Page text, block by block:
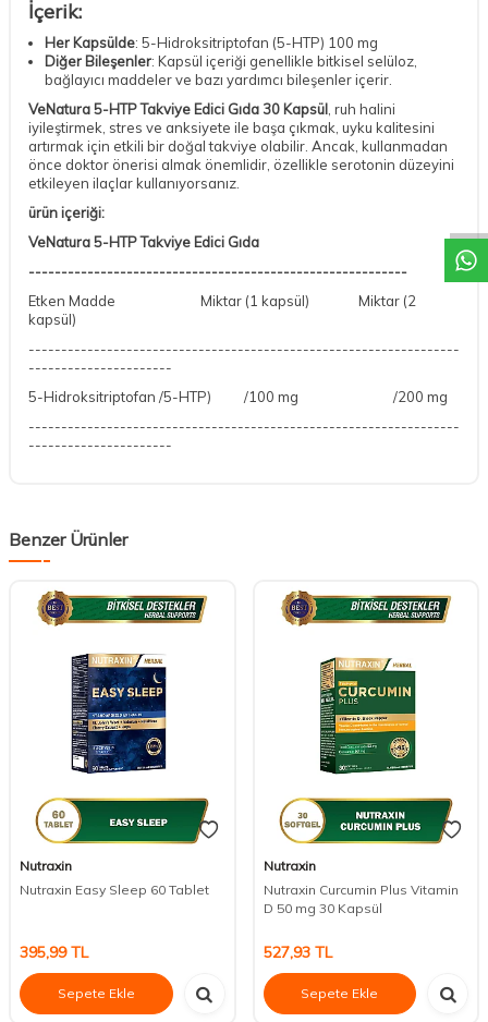
İçerik:
Her Kapsülde: 5-Hidroksitriptofan (5-HTP) 100 mg
Diğer Bileşenler: Kapsül içeriği genellikle bitkisel selüloz,
bağlayıcı maddeler ve bazı yardımcı bileşenler içerir.
VeNatura 5-HTP Takviye Edici Gıda 30 Kapsül , ruh halini
iyileştirmek, stres ve anksiyete ile başa çıkmak, uyku kalitesini
artırmak için etkili bir doğal takviye olabilir. Ancak, kullanmadan
önce doktor önerisi almak önemlidir, özellikle serotonin düzeyini
etkileyen ilaçlar kullanıyorsanız.
ürün içeriği:
VeNatura 5-HTP Takviye Edici Gıda
----------------------------------------------------------
Etken Madde Miktar (1 kapsül) Miktar (2
kapsül)
------------------------------------------------------------------
----------------------
5-Hidroksitriptofan /5-HTP) /100 mg /200 mg
------------------------------------------------------------------
----------------------
Benzer Ürünler
Nutraxin
Nutraxin Easy Sleep 60 Tablet
395,99TL
Sepete Ekle
Nutraxin
Nutraxin Curcumin Plus Vitamin
D 50 mg 30 Kapsül
527,93TL
Sepete Ekle